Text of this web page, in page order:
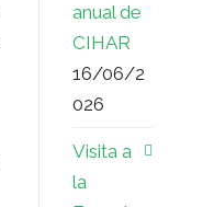
anual de
CIHAR
16/06/2
026
Visita a
la